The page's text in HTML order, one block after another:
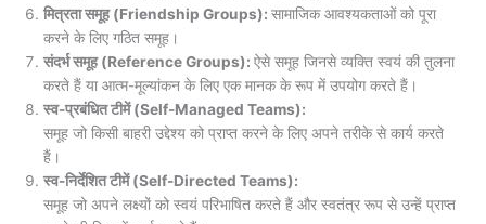
मित्रता समूह (Friendship Groups): सामाजिक आवश्यकताओं को पूरा
करने के लिए गठित समूह।
संदर्भ समूह (Reference Groups): ऐसे समूह जिनसे व्यक्ति स्वयं की तुलना
करते हैं या आत्म-मूल्यांकन के लिए एक मानक के रूप में उपयोग करते हैं।
स्व-प्रबंधित टीमें (Self-Managed Teams):
समूह जो किसी बाहरी उद्देश्य को प्राप्त करने के लिए अपने तरीके से कार्य करते
हैं।
स्व-निर्देशित टीमें (Self-Directed Teams):
समूह जो अपने लक्ष्यों को स्वयं परिभाषित करते हैं और स्वतंत्र रूप से उन्हें प्राप्त